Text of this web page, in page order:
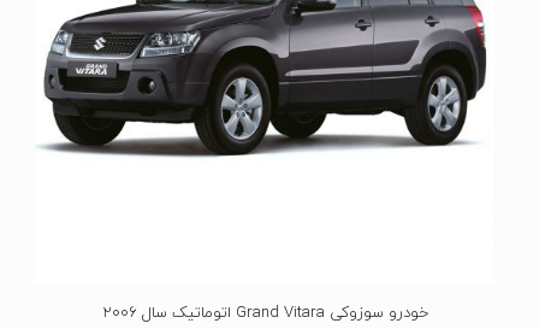
خودرو سوزوکی Grand Vitara اتوماتیک سال 2006